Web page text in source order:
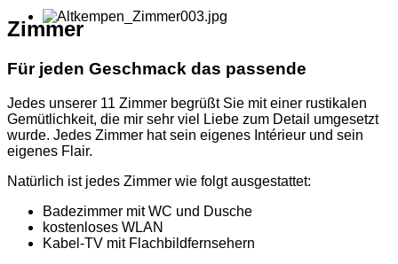
Zimmer
Für jeden Geschmack das passende
Jedes unserer 11 Zimmer begrüßt Sie mit einer rustikalen
Gemütlichkeit, die mir sehr viel Liebe zum Detail umgesetzt
wurde. Jedes Zimmer hat sein eigenes Intérieur und sein
eigenes Flair.
Natürlich ist jedes Zimmer wie folgt ausgestattet:
Badezimmer mit WC und Dusche
kostenloses WLAN
Kabel-TV mit Flachbildfernsehern